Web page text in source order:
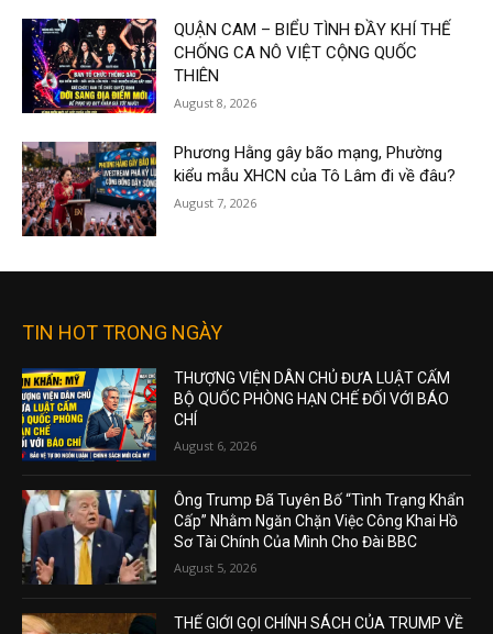
QUẬN CAM – BIỂU TÌNH ĐẦY KHÍ THẾ
CHỐNG CA NÔ VIỆT CỘNG QUỐC
THIÊN
August 8, 2026
Phương Hằng gây bão mạng, Phường
kiểu mẫu XHCN của Tô Lâm đi về đâu?
August 7, 2026
TIN HOT TRONG NGÀY
THƯỢNG VIỆN DÂN CHỦ ĐƯA LUẬT CẤM
BỘ QUỐC PHÒNG HẠN CHẾ ĐỐI VỚI BÁO
CHÍ
August 6, 2026
Ông Trump Đã Tuyên Bố “Tình Trạng Khẩn
Cấp” Nhằm Ngăn Chặn Việc Công Khai Hồ
Sơ Tài Chính Của Mình Cho Đài BBC
August 5, 2026
THẾ GIỚI GỌI CHÍNH SÁCH CỦA TRUMP VỀ